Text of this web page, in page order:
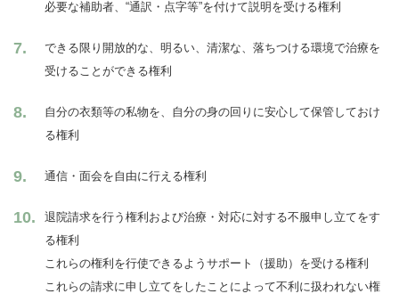
必要な補助者、“通訳・点字等”を付けて説明を受ける権利
できる限り開放的な、明るい、清潔な、落ちつける環境で治療を
受けることができる権利
自分の衣類等の私物を、自分の身の回りに安心して保管しておけ
る権利
通信・面会を自由に行える権利
退院請求を行う権利および治療・対応に対する不服申し立てをす
る権利
これらの権利を行使できるようサポート（援助）を受ける権利
これらの請求に申し立てをしたことによって不利に扱われない権